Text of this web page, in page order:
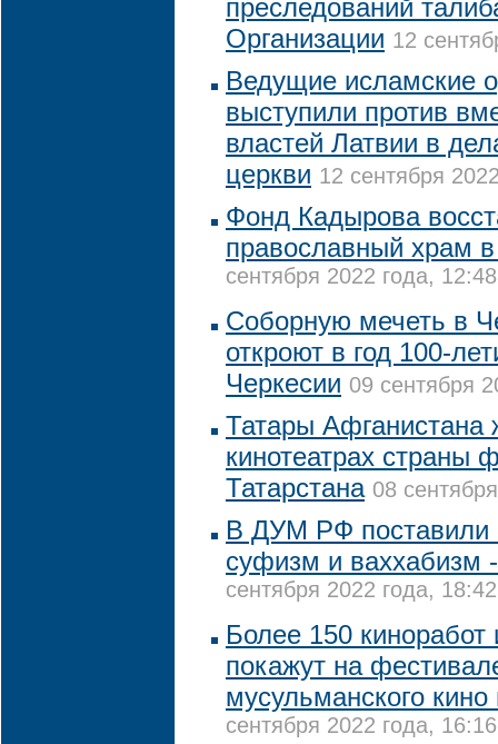
преследований
Организации 12
Ведущие исламские
выступили против
властей Латвии в
церкви 12 сентября
Фонд Кадырова
православный храм
сентября 2022 года, 12:48
Соборную мечеть в
откроют в год 100-
Черкесии 09 сентября
Татары Афганистана
кинотеатрах страны
Татарстана 08
В ДУМ РФ поставили
суфизм и ваххабизм -
сентября 2022 года, 18:42
Более 150 киноработ
покажут на
мусульманского кино
сентября 2022 года, 16:16